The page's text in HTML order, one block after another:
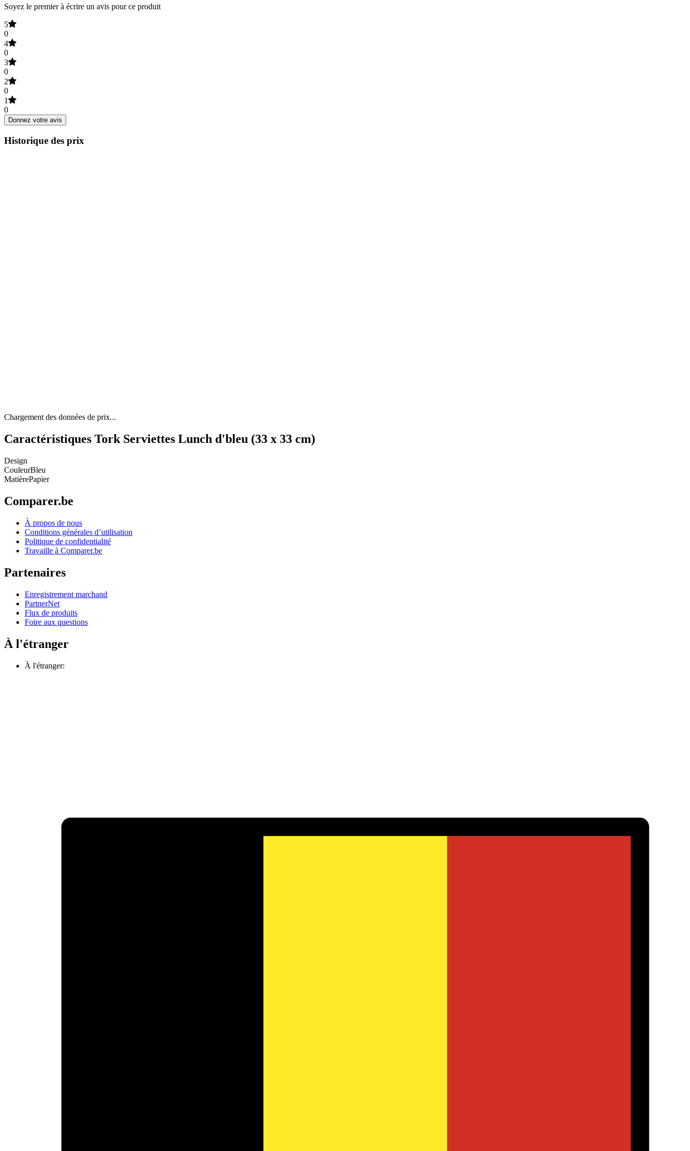
Soyez le premier à écrire un avis pour ce produit
5
0
4
0
3
0
2
0
1
0
Donnez votre avis
Historique des prix
Chargement des données de prix...
Caractéristiques Tork Serviettes Lunch d'bleu (33 x 33 cm)
Design
CouleurBleu
MatièrePapier
Comparer.be
À propos de nous
Conditions générales d’utilisation
Politique de confidentialité
Travaille à Comparer.be
Partenaires
Enregistrement marchand
PartnerNet
Flux de produits
Foire aux questions
À l'étranger
À l'étranger: